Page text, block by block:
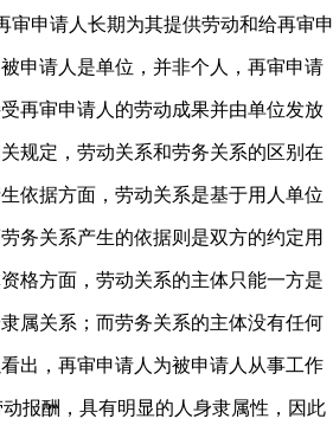
申请人长期为其提供劳动和给再审申
申请人是单位，并非个人，再审申请
再审申请人的劳动成果并由单位发放
规定，劳动关系和劳务关系的区别在
依据方面，劳动关系是基于用人单位
务关系产生的依据则是双方的约定用
格方面，劳动关系的主体只能一方是
属关系；而劳务关系的主体没有任何
出，再审申请人为被申请人从事工作
报酬，具有明显的人身隶属性，因此